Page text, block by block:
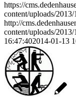
https://
content/uploads/
http://
content/uploads/
16:47:402014-01-13